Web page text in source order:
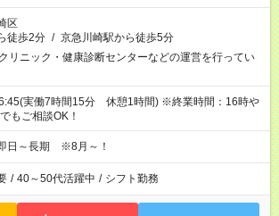
区
徒歩2分 / 京急川崎駅から徒歩5分
リニック・健康診断センターなどの運営を行ってい
実働7時間15分 休憩1時間) ※終業時間：16時や
もご相談OK！
即日～長期 ※8月～！
/ 40～50代活躍中 / シフト勤務